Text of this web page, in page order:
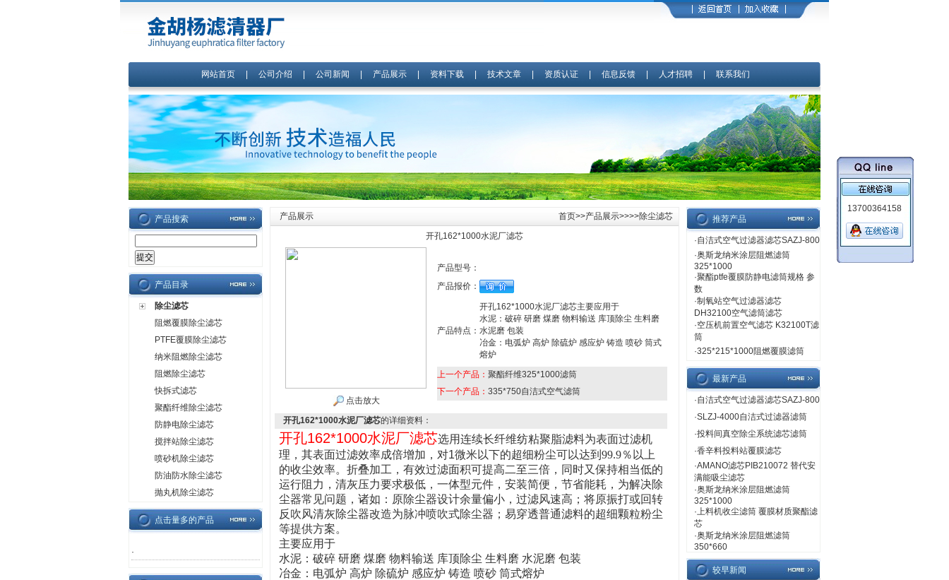
网站首页| 公司介绍 公司新闻 产品展示| 资料下载| 技术文章| 资质认证| 信息反馈| 人才招聘| 联系我们
产品搜索
产品目录
除尘滤芯
阻燃覆膜除尘滤芯
PTFE覆膜除尘滤芯
纳米阻燃除尘滤芯
阻燃除尘滤芯
快拆式滤芯
聚酯纤维除尘滤芯
防静电除尘滤芯
搅拌站除尘滤芯
喷砂机除尘滤芯
防油防水除尘滤芯
抛丸机除尘滤芯
点击量多的产品
·
产品展示 首页>>产品展示>>>>除尘滤芯
开孔162*1000水泥厂滤芯
点击放大
产品型号：
产品报价：
产品特点：
开孔162*1000水泥厂滤芯主要应用于
水泥：破碎 研磨 煤磨 物料输送 库顶除尘 生料磨
水泥磨 包装
冶金：电弧炉 高炉 除硫炉 感应炉 铸造 喷砂 筒式
熔炉
上一个产品： 聚酯纤维325*1000滤筒
下一个产品： 335*750自洁式空气滤筒
开孔162*1000水泥厂滤芯的详细资料：
开孔162*1000水泥厂滤芯选用连续长纤维纺粘聚脂滤料为表面过滤机
理，其表面过滤效率成倍增加，对1微米以下的超细粉尘可以达到 99.9％以上
的收尘效率。折叠加工，有效过滤面积可提高二至三倍，同时又保持相当低的
运行阻力，清灰压力要求极低，一体型元件，安装简便，节省能耗，为解决除
尘器常见问题，诸如：原除尘器设计余量偏小，过滤风速高；将原振打或回转
反吹风清灰除尘器改造为脉冲喷吹式除尘器；易穿透普通滤料的超细颗粒粉尘
等提供方案。
主要应用于
水泥：破碎 研磨 煤磨 物料输送 库顶除尘 生料磨 水泥磨 包装
冶金：电弧炉 高炉 除硫炉 感应炉 铸造 喷砂 筒式熔炉
推荐产品
·自洁式空气过滤器滤芯SAZJ-800
·奥斯龙纳米涂层阻燃滤筒
325*1000
·聚酯ptfe覆膜防静电滤筒规格 参
数
·制氧站空气过滤器滤芯
DH32100空气滤筒滤芯
·空压机前置空气滤芯 K32100T滤
筒
·325*215*1000阻燃覆膜滤筒
最新产品
·自洁式空气过滤器滤芯SAZJ-800
·SLZJ-4000自洁式过滤器滤筒
·投料间真空除尘系统滤芯滤筒
·香辛料投料站覆膜滤芯
·AMANO滤芯PIB210072 替代安
满能吸尘滤芯
·奥斯龙纳米涂层阻燃滤筒
325*1000
·上料机收尘滤筒 覆膜材质聚酯滤
芯
·奥斯龙纳米涂层阻燃滤筒
350*660
较早新闻
13700364158